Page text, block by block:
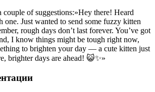
couple of suggestions:»Hey there! Heard
one. Just wanted to send some fuzzy kitten
rough days don’t last forever. You’ve got
I know things might be tough right now,
to brighten your day — a cute kitten just
brighter days are ahead! 😺✨»